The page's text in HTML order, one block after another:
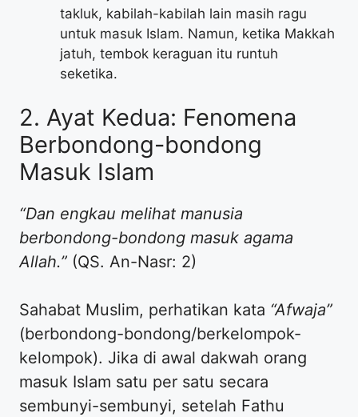
takluk, kabilah-kabilah lain masih ragu
untuk masuk Islam. Namun, ketika Makkah
jatuh, tembok keraguan itu runtuh
seketika.
2. Ayat Kedua: Fenomena
Berbondong-bondong
Masuk Islam
“Dan engkau melihat manusia
berbondong-bondong masuk agama
Allah.” (QS. An-Nasr: 2)
Sahabat Muslim, perhatikan kata “Afwaja”
(berbondong-bondong/berkelompok-
kelompok). Jika di awal dakwah orang
masuk Islam satu per satu secara
sembunyi-sembunyi, setelah Fathu